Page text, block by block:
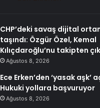
CHP’deki savaş dijital
taşındı: Özgür Özel, Kemal
Kılıçdaroğlu’nu takipten
Ağustos 8, 2026
Ece Erken’den ‘yasak aşk’
Hukuki yollara başvuruyor
Ağustos 8, 2026